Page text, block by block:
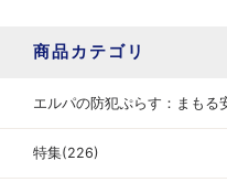
商品カテゴリ
エルパの防犯ぷらす：まもる
特集(226)